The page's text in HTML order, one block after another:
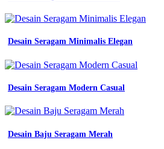
seragam
kerja
kemeja
seragam
seragam
pt
indonesia
baju
Desain Seragam Minimalis Elegan
Desain Seragam Modern Casual
Desain Baju Seragam Merah